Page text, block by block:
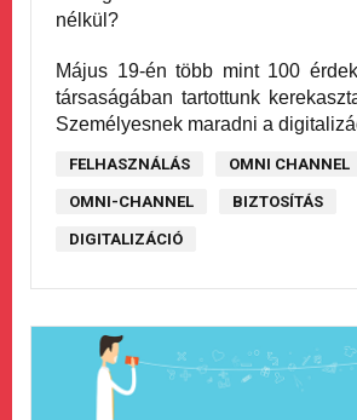
nélkül?
Május 19-én több mint 100
társaságában tartottunk
Személyesnek maradni a
FELHASZNÁLÁS OMNI CHANNEL
OMNI-CHANNEL BIZTOSÍTÁS
DIGITALIZÁCIÓ